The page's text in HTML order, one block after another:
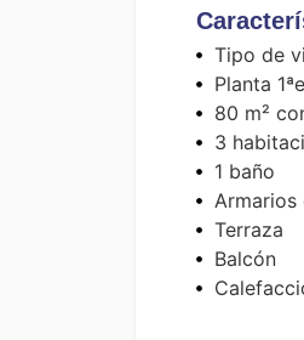
Tipo de
Planta 1ª
80 m²
3
1 baño
Armarios
Terraza
Balcón